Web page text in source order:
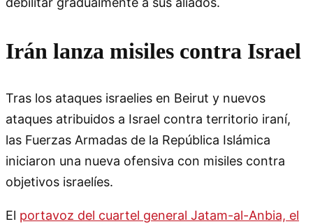
Irán lanza misiles contra Israel
Tras los ataques israelies en Beirut y nuevos
ataques atribuidos a Israel contra territorio iraní,
las Fuerzas Armadas de la República Islámica
iniciaron una nueva ofensiva con misiles contra
objetivos israelíes.
El portavoz del cuartel general Jatam-al-Anbia, el